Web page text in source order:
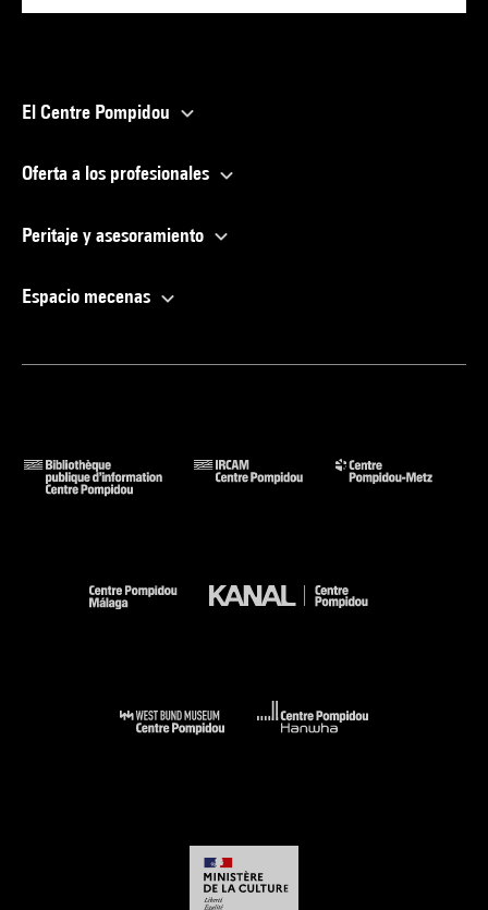
El Centre Pompidou
Oferta a los profesionales
Peritaje y asesoramiento
Espacio mecenas